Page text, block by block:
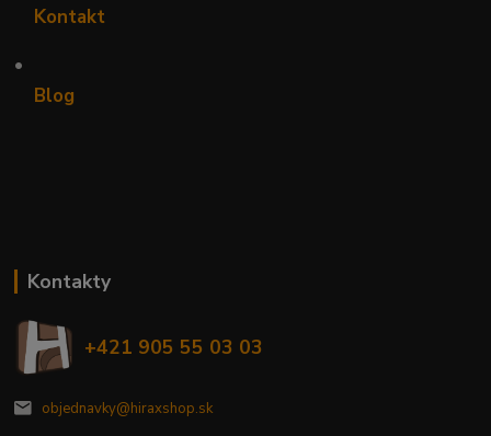
Kontakt
•
Blog
Kontakty
+421 905 55 03 03
objednavky@hiraxshop.sk